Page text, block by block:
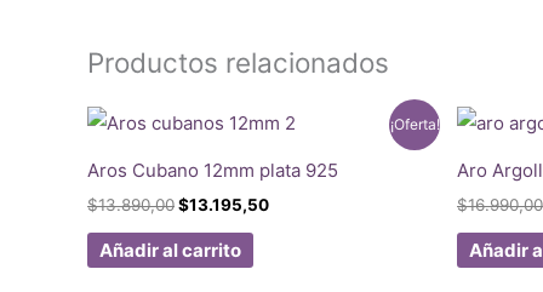
Productos relacionados
¡Oferta!
Aros Cubano 12mm plata 925
$13.890,00El
original
era:
$13.195,50El
Añadir al carrito
Aro
$16.990,00
Añadir